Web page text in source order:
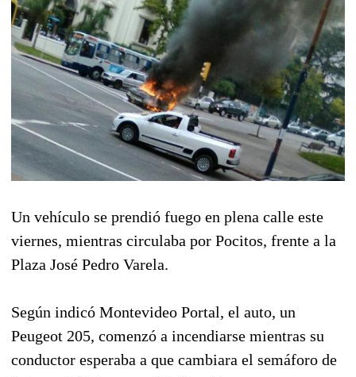
Un vehículo se prendió fuego en plena calle este
viernes, mientras circulaba por Pocitos, frente a la
Plaza José Pedro Varela.
Según indicó Montevideo Portal, el auto, un
Peugeot 205, comenzó a incendiarse mientras su
conductor esperaba a que cambiara el semáforo de